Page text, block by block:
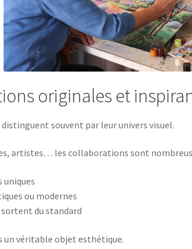
originales et
souvent par leur univers visuel.
artistes… les collaborations sont
ou modernes
du standard
un véritable objet esthétique.